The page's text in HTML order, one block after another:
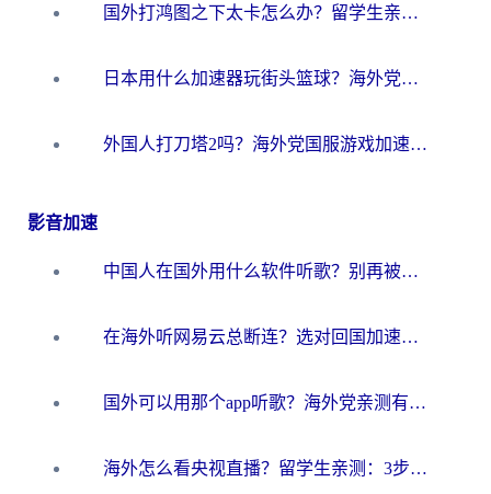
国外打鸿图之下太卡怎么办？留学生亲测有效的国服游戏加速方案
日本用什么加速器玩街头篮球？海外党国服游戏不卡顿的终极攻略
外国人打刀塔2吗？海外党国服游戏加速避坑全攻略
影音加速
中国人在国外用什么软件听歌？别再被地域限制卡脖子，这篇教你轻松解锁国内音乐库
在海外听网易云总断连？选对回国加速器，告别地区限制和卡顿
国外可以用那个app听歌？海外党亲测有效的回国加速方案，轻松听国内音乐听书
海外怎么看央视直播？留学生亲测：3步解决版权限制+追剧自由